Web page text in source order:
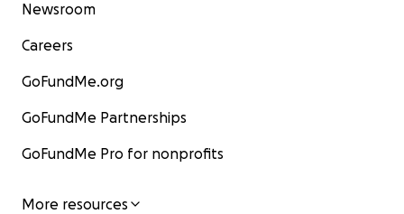
Newsroom
Careers
GoFundMe.org
GoFundMe Partnerships
GoFundMe Pro for nonprofits
More resources